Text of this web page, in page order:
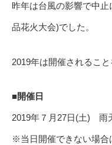
昨年は台風の影響で中
品花火大会)でした。
2019年は開催されるこ
■開催日
2019年７月27日(土) 雨
※当日開催できない場合